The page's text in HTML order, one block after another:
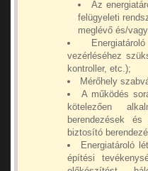
Az
felügyeleti
meglévő és/
vezérléséhez
kontroller, etc.);
Mérőhely
A működés
kötelezően
berendezések
biztosító
Energiatároló
építési